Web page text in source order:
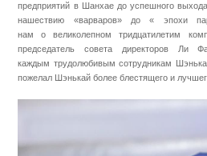
предприятий в Шанхае до успешного
нашествию «варваров» до « эпохи
нам о великолепном тридцатилетим
председатель совета директоров Ли
каждым трудолюбивым сотрудникам
пожелал Шэнькай более блестящего и